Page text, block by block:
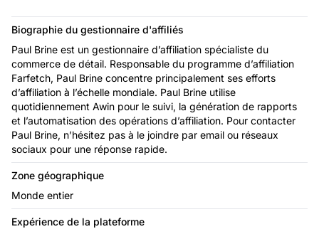
Biographie du gestionnaire d'affiliés
Paul Brine est un gestionnaire d’affiliation spécialiste du
commerce de détail. Responsable du programme d’affiliation
Farfetch, Paul Brine concentre principalement ses efforts
d’affiliation à l’échelle mondiale. Paul Brine utilise
quotidiennement Awin pour le suivi, la génération de rapports
et l’automatisation des opérations d’affiliation. Pour contacter
Paul Brine, n’hésitez pas à le joindre par email ou réseaux
sociaux pour une réponse rapide.
Zone géographique
Monde entier
Expérience de la plateforme